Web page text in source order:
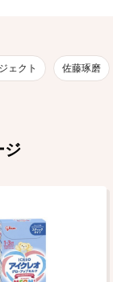
ェクト 佐藤琢磨
ジ